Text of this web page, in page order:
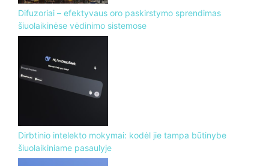
Difuzoriai – efektyvaus oro paskirstymo sprendimas
šiuolaikinėse vėdinimo sistemose
Dirbtinio intelekto mokymai: kodėl jie tampa būtinybe
šiuolaikiniame pasaulyje